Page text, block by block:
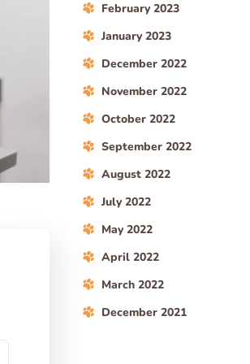
February 2023
January 2023
December 2022
November 2022
October 2022
September 2022
August 2022
July 2022
May 2022
April 2022
March 2022
December 2021